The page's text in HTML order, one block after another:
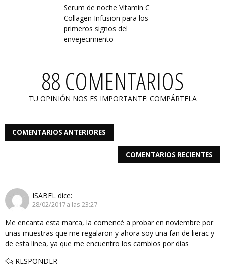
Serum de noche Vitamin C
Collagen Infusion para los
primeros signos del
envejecimiento
88 COMENTARIOS
TU OPINIÓN NOS ES IMPORTANTE: COMPÁRTELA
COMENTARIOS ANTERIORES
COMENTARIOS RECIENTES
ISABEL dice:
28/02/2017 a las 23:27
Me encanta esta marca, la comencé a probar en noviembre por
unas muestras que me regalaron y ahora soy una fan de lierac y
de esta linea, ya que me encuentro los cambios por dias
RESPONDER